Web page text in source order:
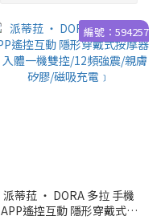
編號：594257
派蒂菈 ‧ DORA 多拉 手機
APP遙控互動 隱形穿戴式按